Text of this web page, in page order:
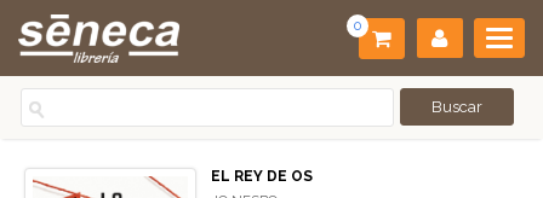
0
EL REY DE OS